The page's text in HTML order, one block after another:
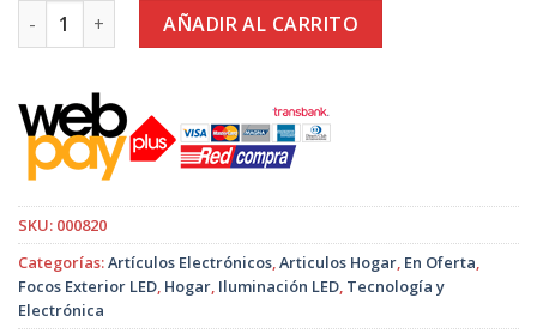
Foco Led 150W. Luz Fría con Sensor de Movimiento cantidad
AÑADIR AL CARRITO
SKU: 000820
Categorías:Artículos Electrónicos,Articulos Hogar, En Oferta,
Focos Exterior LED, Hogar, Iluminación LED, Tecnología y
Electrónica